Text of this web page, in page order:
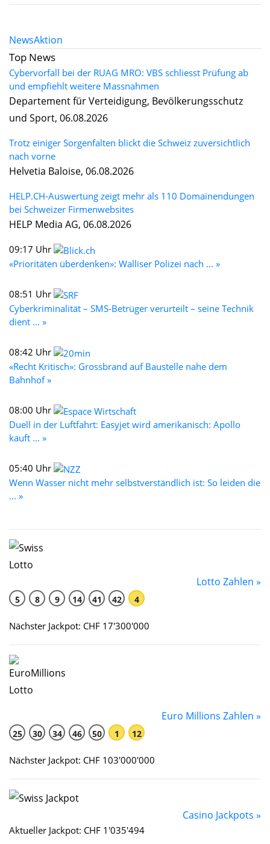
NewsAktion
Top News
Cybervorfall bei der RUAG MRO: VBS schliesst Prüfung ab
und empfiehlt weitere Massnahmen
Departement für Verteidigung, Bevölkerungsschutz
und Sport, 06.08.2026
Trotz einiger Sorgenfalten blickt die Schweiz zuversichtlich
nach vorne
Helvetia Baloise, 06.08.2026
HELP.CH-Auswertung zeigt mehr als 110 Domainendungen
bei Schweizer Firmenwebsites
HELP Media AG, 06.08.2026
09:17 Uhr
«Prioritäten überdenken»: Walliser Polizei nach ... »
08:51 Uhr
Cyberkriminalität – SMS-Betrüger verurteilt – seine Technik
dient ... »
08:42 Uhr
«Recht Kritisch»: Grossbrand auf Baustelle nahe dem
Bahnhof »
08:00 Uhr
Duell in der Luftfahrt: Easyjet wird amerikanisch: Apollo
kauft ... »
05:40 Uhr
Wenn Wasser nicht mehr selbstverständlich ist: So leiden die
... »
Lotto Zahlen »
5 8 9 14 41 42 4
Nächster Jackpot: CHF 17'300'000
Euro Millions Zahlen »
25 30 34 46 50 1 12
Nächster Jackpot: CHF 103'000'000
Casino Jackpots »
Aktueller Jackpot: CHF 1'035'494